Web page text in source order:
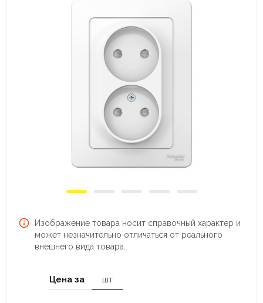
Изображение товара носит справочный характер и
может незначительно отличаться от реального
внешнего вида товара.
Цена за шт